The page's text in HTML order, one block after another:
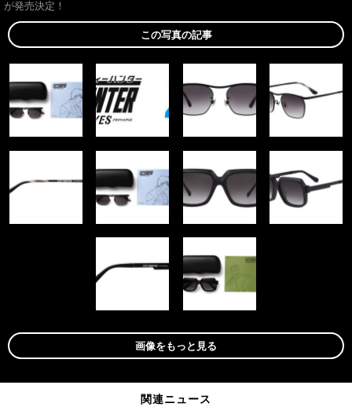
が発売決定！
この写真の記事
画像をもっと見る
関連ニュース